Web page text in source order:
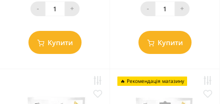
- +
Купити
- +
Купити
🔥 Рекомендація магазину